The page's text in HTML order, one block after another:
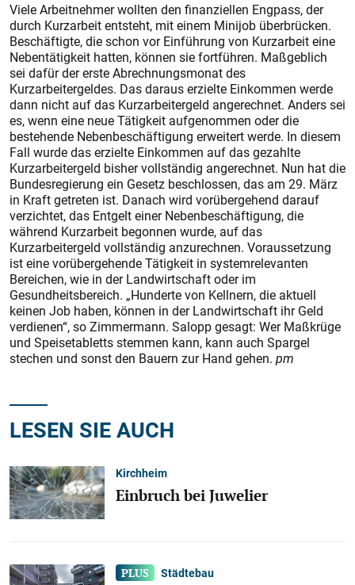
Viele Arbeitnehmer wollten den finanziellen Engpass, der
durch Kurzarbeit entsteht, mit einem Minijob überbrücken.
Beschäftigte, die schon vor Einführung von Kurzarbeit eine
Nebentätigkeit hatten, können sie fortführen. Maßgeblich
sei dafür der erste Abrechnungsmonat des
Kurzarbeitergeldes. Das daraus erzielte Einkommen werde
dann nicht auf das Kurzarbeitergeld angerechnet. Anders sei
es, wenn eine neue Tätigkeit aufgenommen oder die
bestehende Nebenbeschäftigung erweitert werde. In diesem
Fall wurde das erzielte Einkommen auf das gezahlte
Kurzarbeitergeld bisher vollständig angerechnet. Nun hat die
Bundesregierung ein Gesetz beschlossen, das am 29. März
in Kraft getreten ist. Danach wird vorübergehend darauf
verzichtet, das Entgelt einer Nebenbeschäftigung, die
während Kurzarbeit begonnen wurde, auf das
Kurzarbeitergeld vollständig anzurechnen. Voraussetzung
ist eine vorübergehende Tätigkeit in systemrelevanten
Bereichen, wie in der Landwirtschaft oder im
Gesundheitsbereich. „Hunderte von Kellnern, die aktuell
keinen Job haben, können in der Landwirtschaft ihr Geld
verdienen“, so Zimmermann. Salopp gesagt: Wer Maßkrüge
und Speisetabletts stemmen kann, kann auch Spargel
stechen und sonst den Bauern zur Hand gehen. pm
LESEN SIE AUCH
Kirchheim
Einbruch bei Juwelier
Städtebau